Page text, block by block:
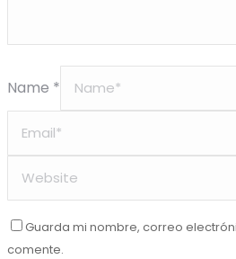
Name *
Guarda mi nombre, correo
comente.